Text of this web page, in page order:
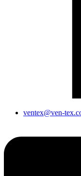
ventex@ven-